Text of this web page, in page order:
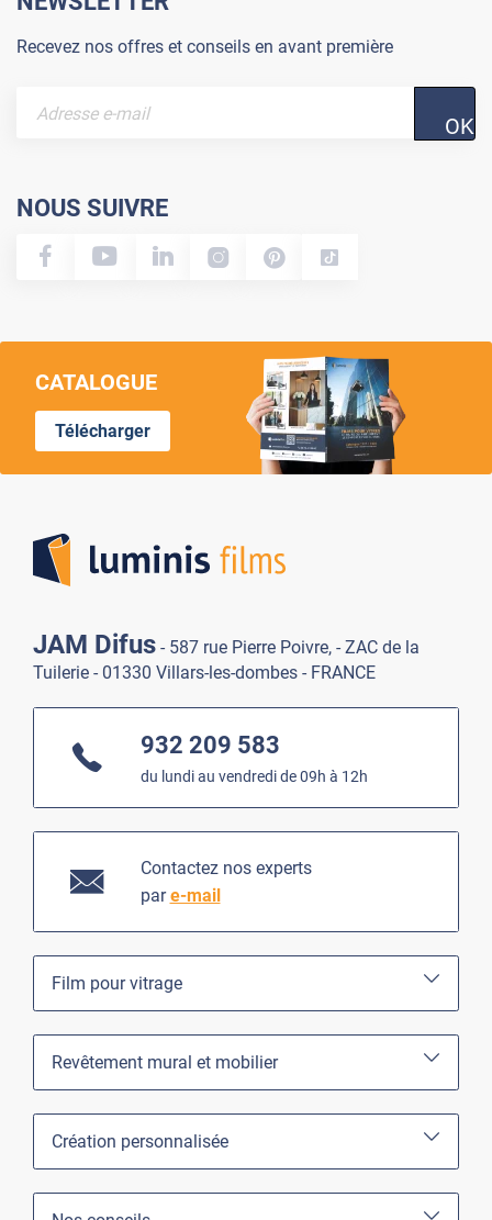
Recevez nos offres et conseils en avant première
OK
NOUS SUIVRE
CATALOGUE
Télécharger
JAM Difus - 587 rue Pierre Poivre, - ZAC de la
Tuilerie - 01330 Villars-les-dombes - FRANCE
932 209 583
du lundi au vendredi de 09h à 12h
Contactez nos experts
pare-mail
Film pour vitrage
Revêtement mural et mobilier
Création personnalisée